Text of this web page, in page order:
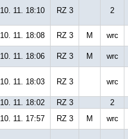
10. 11. 18:10 RZ 3 2
10. 11. 18:08
RZ 3 M wrc
10. 11. 18:06
RZ 3 M wrc
10. 11. 18:03 RZ 3 wrc
10. 11. 18:02
RZ 3 2
10. 11. 17:57
RZ 3 M wrc